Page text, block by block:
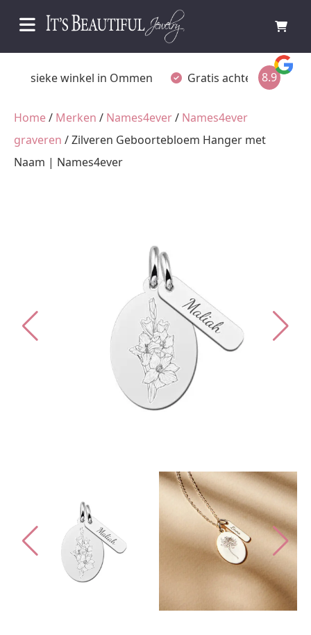
Fysieke winkel in Ommen Gratis achteraf betalen
8.9
Home/ Merken / Names4ever/ Names4ever
graveren / Zilveren Geboortebloem Hanger met
Naam | Names4ever